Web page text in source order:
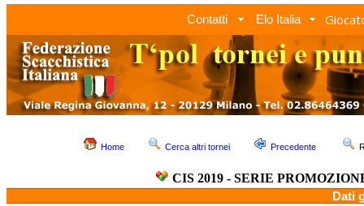
Contatti Elo Italia
Home Cerca altri tornei Precedente
CIS 2019 - SERIE
Dati